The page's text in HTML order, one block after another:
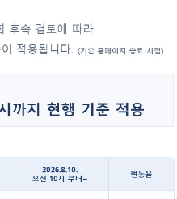
대표자 : 송필재
사업자번호 : 617-82-77792
서울특별시 강남구 봉은사로 125 스파